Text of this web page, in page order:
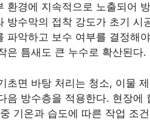
환경에 지속적으로 노출되어
방수막의 접착 강도가 초기
파악하고 보수 여부를 결정해
은 틈새도 큰 누수로 확산된다.
초면 바탕 처리는 청소, 이물
음 방수층을 적용한다. 현장에
기온과 습도에 따른 작업 조